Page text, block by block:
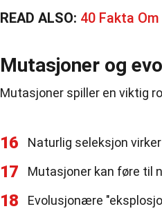
READ ALSO: 40 Fakta
Mutasjoner og
Mutasjoner spiller en viktig
16 Naturlig seleksjon
17 Mutasjoner kan føre til
18
Evolusjonære